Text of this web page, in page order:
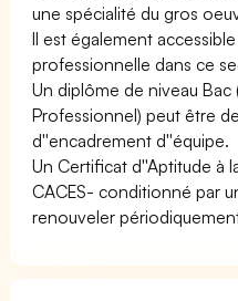
une spécialité du gros
Il est également
professionnelle dans ce
Un diplôme de niveau
Professionnel) peut être
d''encadrement d''équipe.
Un Certificat d''Aptitude à
CACES- conditionné par
renouveler